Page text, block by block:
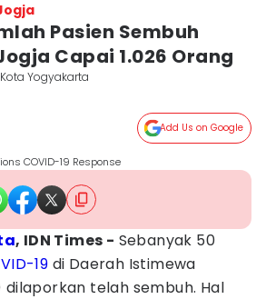
Pasien Sembuh
Capai 1.026 Orang
Kota Yogyakarta
Add Us on Google
COVID-19 Response
, IDN Times - Sebanyak 50
19 di Daerah Istimewa
dilaporkan telah sembuh. Hal